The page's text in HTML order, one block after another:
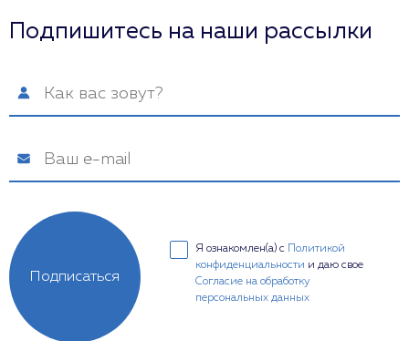
Подпишитесь на наши рассылки
Я ознакомлен(а) с
Политикой
конфиденциальности и даю свое
Согласие на обработку
персональных данных
Подписаться